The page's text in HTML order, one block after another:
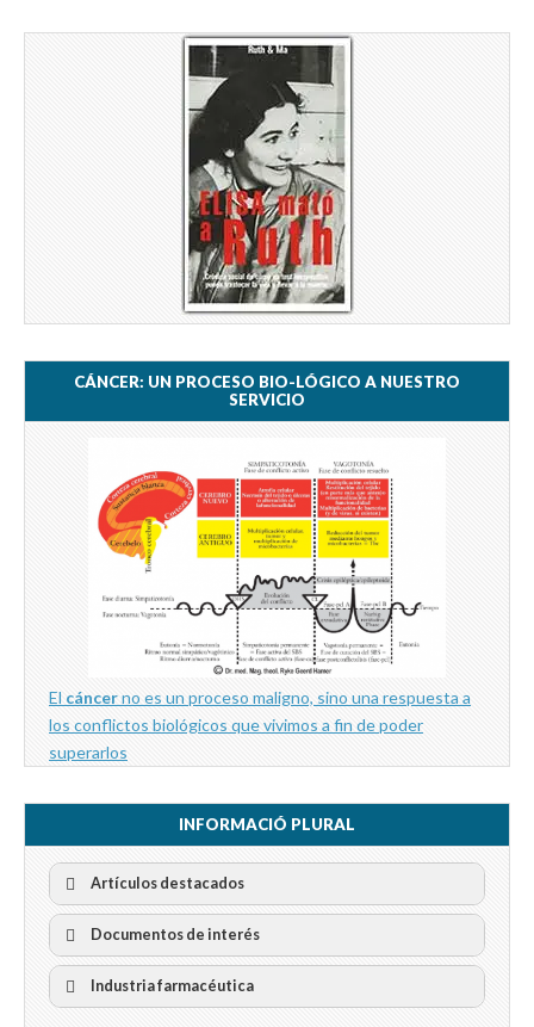
CÁNCER: UN PROCESO BIO-LÓGICO A NUESTRO
SERVICIO
El cáncerno es un proceso maligno, sino una respuesta a
los conflictos biológicos que vivimos a fin de poder
superarlos
INFORMACIÓ PLURAL
Artículos destacados
Documentos de interés
Industria farmacéutica